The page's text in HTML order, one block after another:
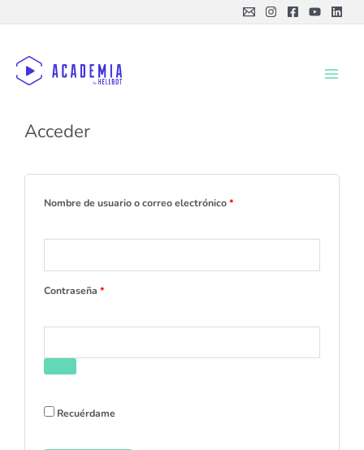
al
Acceder
Nombre de usuario o correo electrónico*
Contraseña *
Recuérdame